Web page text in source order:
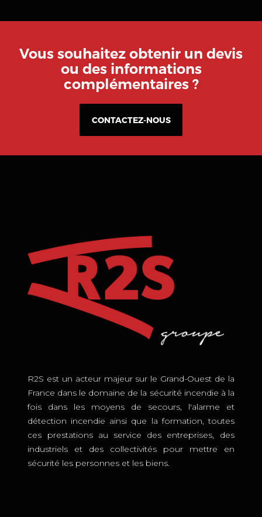
Vous souhaitez obtenir un devis
ou des informations
complémentaires ?
CONTACTEZ-NOUS
R2S est un acteur majeur sur le Grand-Ouest de la
France dans le domaine de la sécurité incendie à la
fois dans les moyens de secours, l'alarme et
détection incendie ainsi que la formation, toutes
ces prestations au service des entreprises, des
industriels et des collectivités pour mettre en
sécurité les personnes et les biens.